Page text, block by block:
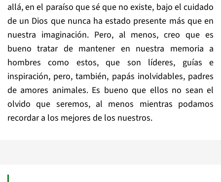
allá, en el paraíso que sé que no existe, bajo el cuidado
de un Dios que nunca ha estado presente más que en
nuestra imaginación. Pero, al menos, creo que es
bueno tratar de mantener en nuestra memoria a
hombres como estos, que son líderes, guías e
inspiración, pero, también, papás inolvidables, padres
de amores animales. Es bueno que ellos no sean el
olvido que seremos, al menos mientras podamos
recordar a los mejores de los nuestros.